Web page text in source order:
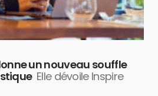
un nouveau souffle
Elle dévoile Inspire